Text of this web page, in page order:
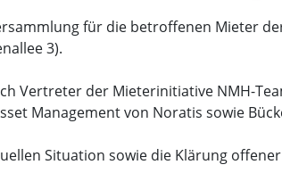
für die betroffenen Mieter
3).
Vertreter der Mieterinitiative NMH-
Management von Noratis sowie
Situation sowie die Klärung offener